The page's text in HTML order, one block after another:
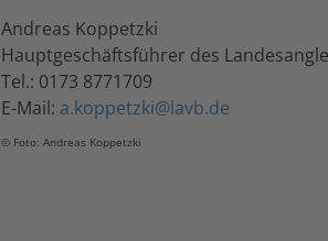
Andreas Koppetzki
Hauptgeschäftsführer des
Tel.: 0173 8771709
E-Mail: a.koppetzki@lavb.de
© Foto: Andreas Koppetzki